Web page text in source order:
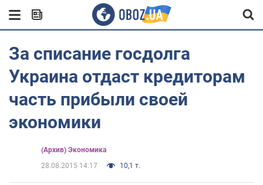
За списание госдолга
Украина отдаст кредиторам
часть прибыли своей
экономики
(Архив) Экономика
28.08.2015 14:17
10,1 т.